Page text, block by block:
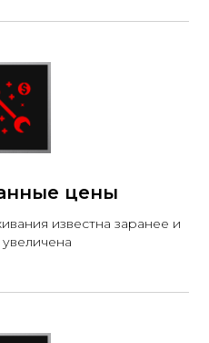
цены
известна заранее и